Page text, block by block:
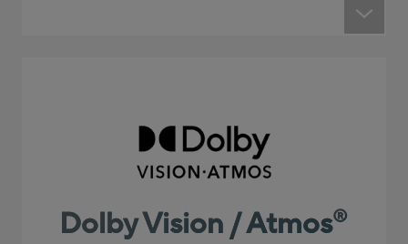
Dolby Vision / Atmos®